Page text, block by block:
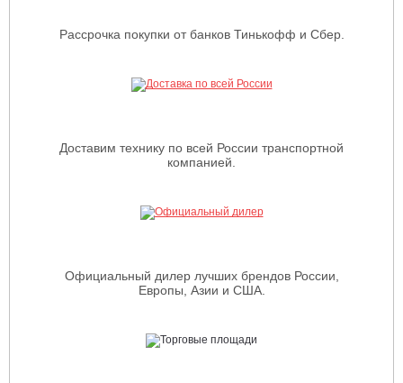
Рассрочка покупки от банков Тинькофф и Сбер.
Доставим технику по всей России транспортной
компанией.
Официальный дилер лучших брендов России,
Европы, Азии и США.